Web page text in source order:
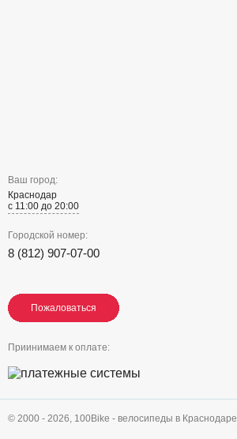
Ваш город:
Краснодар
с 11:00 до 20:00
Городской номер:
8 (812) 907-07-00
Пожаловаться
Пожаловаться
Пожаловаться
Приинимаем к оплате:
© 2000 - 2026, 100Bike - велосипеды в Краснодаре